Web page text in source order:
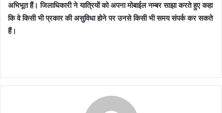
अभिभूत हैं। जिलाधिकारी ने यात्रियों को अपना मोबाईल नम्बर साझा करते हुए कहा
कि वे किसी भी प्रकार की असुविधा होने पर उनसे किसी भी समय संपर्क कर सकते
हैं।